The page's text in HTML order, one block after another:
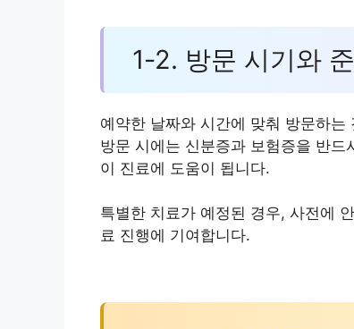
1-2. 방문 시기와
예약한 날짜와 시간에 맞춰 방문하
방문 시에는 신분증과 보험증을 반
이 진료에 도움이 됩니다.
특별한 치료가 예정된 경우, 사전에
료 진행에 기여합니다.